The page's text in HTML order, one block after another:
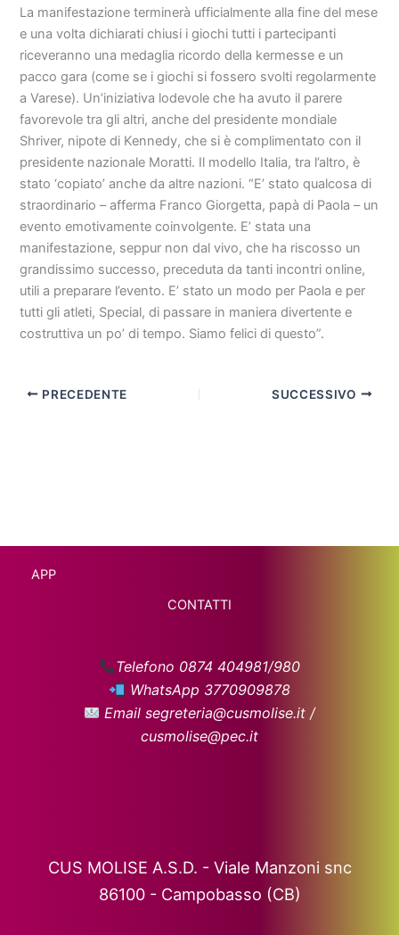
La manifestazione terminerà ufficialmente alla fine del mese
e una volta dichiarati chiusi i giochi tutti i partecipanti
riceveranno una medaglia ricordo della kermesse e un
pacco gara (come se i giochi si fossero svolti regolarmente
a Varese). Un’iniziativa lodevole che ha avuto il parere
favorevole tra gli altri, anche del presidente mondiale
Shriver, nipote di Kennedy, che si è complimentato con il
presidente nazionale Moratti. Il modello Italia, tra l’altro, è
stato ‘copiato’ anche da altre nazioni. “E’ stato qualcosa di
straordinario – afferma Franco Giorgetta, papà di Paola – un
evento emotivamente coinvolgente. E’ stata una
manifestazione, seppur non dal vivo, che ha riscosso un
grandissimo successo, preceduta da tanti incontri online,
utili a preparare l’evento. E’ stato un modo per Paola e per
tutti gli atleti, Special, di passare in maniera divertente e
costruttiva un po’ di tempo. Siamo felici di questo”.
PRECEDENTE SUCCESSIVO
APP
CONTATTI
Telefono 0874 404981/980
WhatsApp 3770909878
Email segreteria@cusmolise.it /
cusmolise@pec.it
CUS MOLISE A.S.D. - Viale Manzoni snc
86100 - Campobasso (CB)